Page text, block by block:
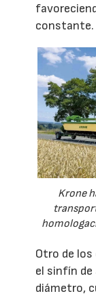
constante.
Krone
Otro de
el sinfín de
diámetro,